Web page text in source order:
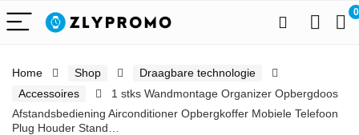
0
Home Shop
Draagbare technologie
Accessoires
1 stks Wandmontage Organizer Opbergdoos
Afstandsbediening Airconditioner Opbergkoffer Mobiele Telefoon
Plug Houder Stand…